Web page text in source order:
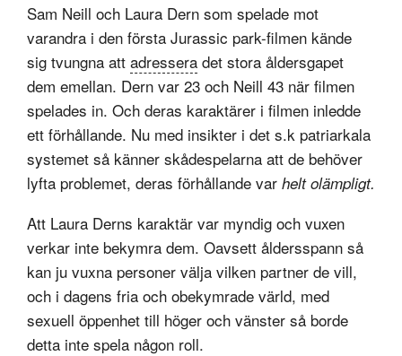
Sam Neill och Laura Dern som spelade mot
varandra i den första Jurassic park-filmen kände
sig tvungna att adressera det stora åldersgapet
dem emellan. Dern var 23 och Neill 43 när filmen
spelades in. Och deras karaktärer i filmen inledde
ett förhållande. Nu med insikter i det s.k patriarkala
systemet så känner skådespelarna att de behöver
lyfta problemet, deras förhållande var helt olämpligt.
Att Laura Derns karaktär var myndig och vuxen
verkar inte bekymra dem. Oavsett åldersspann så
kan ju vuxna personer välja vilken partner de vill,
och i dagens fria och obekymrade värld, med
sexuell öppenhet till höger och vänster så borde
detta inte spela någon roll.